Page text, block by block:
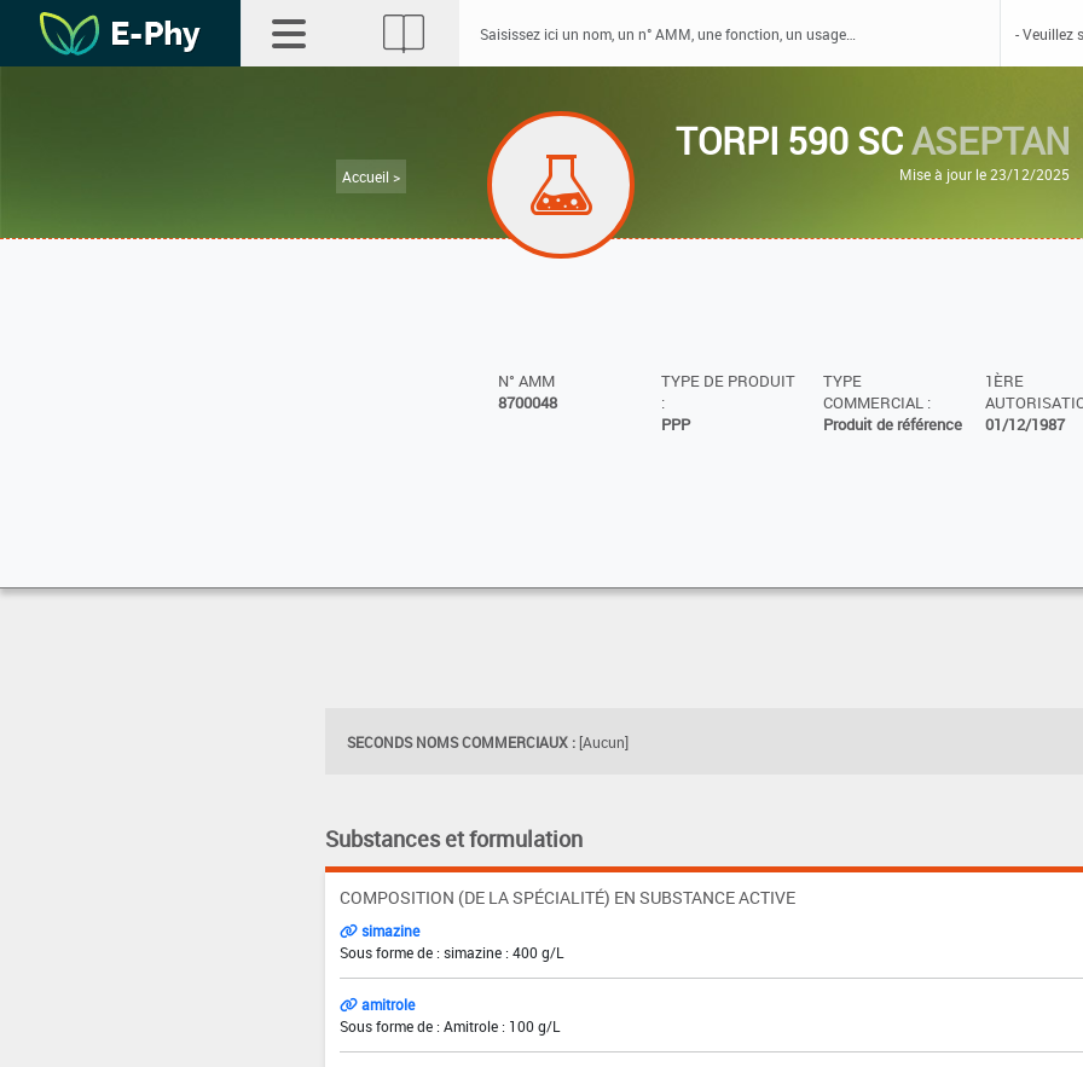
Accueil >
TORPI 590 SCASEPTAN
Mise à jour le 23/12/2025
N° AMM
8700048
TYPE DE PRODUIT
:
PPP
TYPE
COMMERCIAL :
Produit de référence
1ÈRE
01/12/1987
SECONDS NOMS COMMERCIAUX : [Aucun]
Substances et formulation
COMPOSITION (DE LA SPÉCIALITÉ) EN SUBSTANCE ACTIVE
simazine
Sous forme de : simazine : 400 g/L
amitrole
Sous forme de : Amitrole : 100 g/L